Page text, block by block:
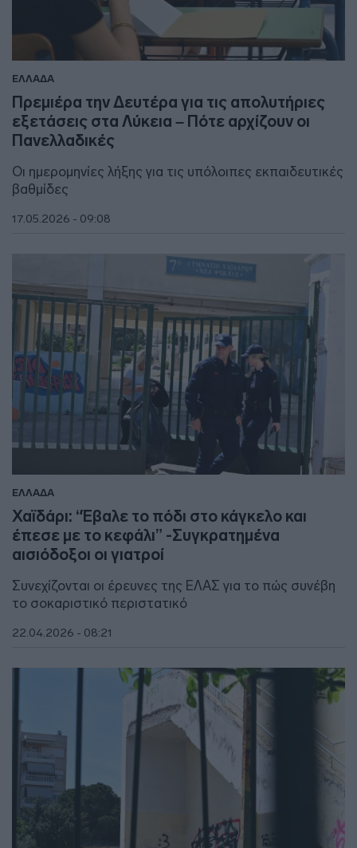
ΕΛΛΑΔΑ
Πρεμιέρα την Δευτέρα για τις απολυτήριες
εξετάσεις στα Λύκεια – Πότε αρχίζουν οι
Πανελλαδικές
Οι ημερομηνίες λήξης για τις υπόλοιπες εκπαιδευτικές
βαθμίδες
17.05.2026 - 09:08
ΕΛΛΑΔΑ
Χαϊδάρι: “Έβαλε το πόδι στο κάγκελο και
έπεσε με το κεφάλι” -Συγκρατημένα
αισιόδοξοι οι γιατροί
Συνεχίζονται οι έρευνες της ΕΛΑΣ για το πώς συνέβη
το σοκαριστικό περιστατικό
22.04.2026 - 08:21